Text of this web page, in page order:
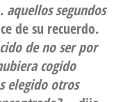
segundos
de su recuerdo.
de no ser por
cogido
elegido otros